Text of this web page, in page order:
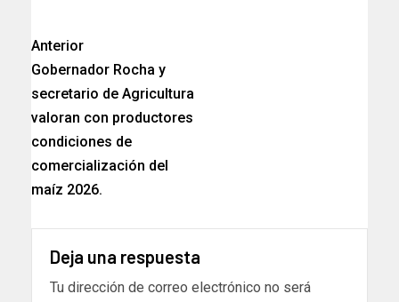
Anterior
Gobernador Rocha y
secretario de Agricultura
valoran con productores
condiciones de
comercialización del
maíz 2026.
Deja una respuesta
Tu dirección de correo electrónico no será